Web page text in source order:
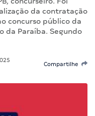
da contratação
concurso público da
da Paraíba. Segundo
Compartilhe